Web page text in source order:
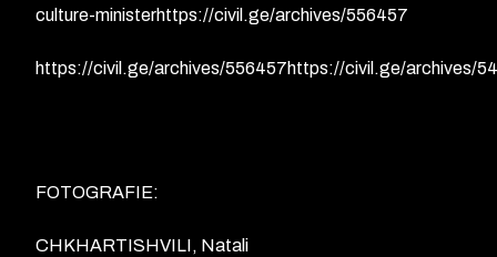
culture-ministerhttps://civil.ge/archives/556457
https://civil.ge/archives/556457https://civil.ge/archives/
FOTOGRAFIE:
CHKHARTISHVILI, Natali